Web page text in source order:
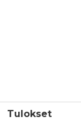
Tulokset